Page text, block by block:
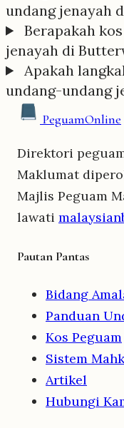
undang jenayah
Berapakah
jenayah di
Apakah
undang-undang
PeguamOnline
Direktori
Maklumat
Majlis Peguam
lawati
Pautan Pantas
Bidang
Panduan
Kos Peguam
Sistem
Artikel
Hubungi